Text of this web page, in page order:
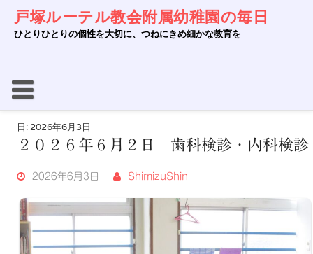
content
戸塚ルーテル教会附属幼稚園の毎日
ひとりひとりの個性を大切に、つねにきめ細かな教育を
日: 2026年6月3日
２０２６年６月２日 歯科検診・内科検診
2026年6月3日 ShimizuShin